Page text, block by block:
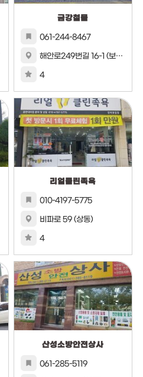
금강철물
061-244-8467
해안로249번길 16-1 (보광동2가)
4
리얼클린족욕
010-4197-5775
비파로 59 (상동)
4
산성소방안전상사
061-285-5119